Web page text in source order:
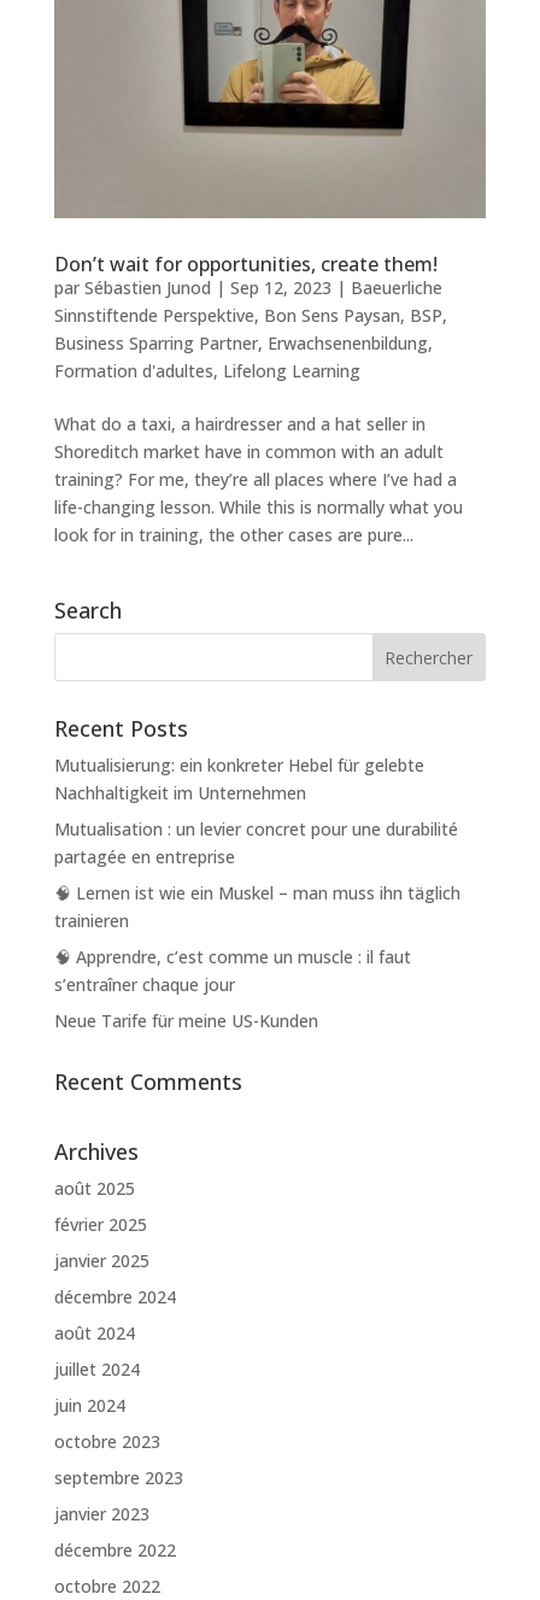
Don’t wait for opportunities, create them!
par Sébastien Junod | Sep 12, 2023 | Baeuerliche
Sinnstiftende Perspektive, Bon Sens Paysan, BSP,
Business Sparring Partner, Erwachsenenbildung,
Formation d'adultes, Lifelong Learning
What do a taxi, a hairdresser and a hat seller in
Shoreditch market have in common with an adult
training? For me, they’re all places where I’ve had a
life-changing lesson. While this is normally what you
look for in training, the other cases are pure...
Search
Recent Posts
Mutualisierung: ein konkreter Hebel für gelebte
Nachhaltigkeit im Unternehmen
Mutualisation : un levier concret pour une durabilité
partagée en entreprise
🧠 Lernen ist wie ein Muskel – man muss ihn täglich
trainieren
🧠 Apprendre, c’est comme un muscle : il faut
s’entraîner chaque jour
Neue Tarife für meine US-Kunden
Recent Comments
Archives
août 2025
février 2025
janvier 2025
décembre 2024
août 2024
juillet 2024
juin 2024
octobre 2023
septembre 2023
janvier 2023
décembre 2022
octobre 2022